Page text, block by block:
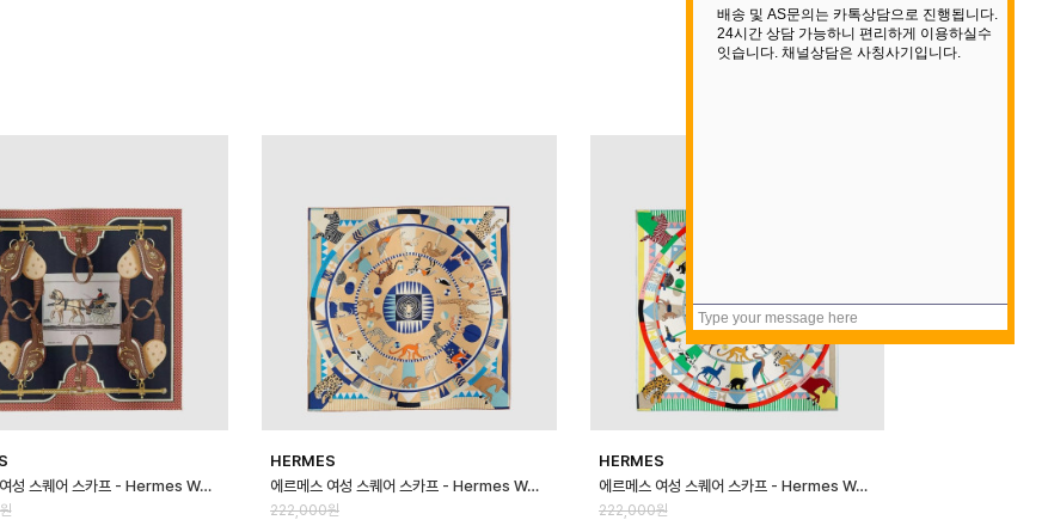
에르메스 여성 스퀘어 스카프 - Hermes Womens Square Scarf - acc…
HERMES
에르메스 여성 스퀘어 스카프 - Hermes Womens Square Scarf - acc…
222,000원
HERMES
에르메스 여성 스퀘어 스카프 - Hermes Womens Square Scarf - acc…
222,000원